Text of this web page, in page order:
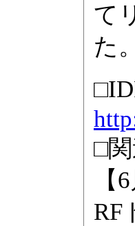
て
た。
□
RF